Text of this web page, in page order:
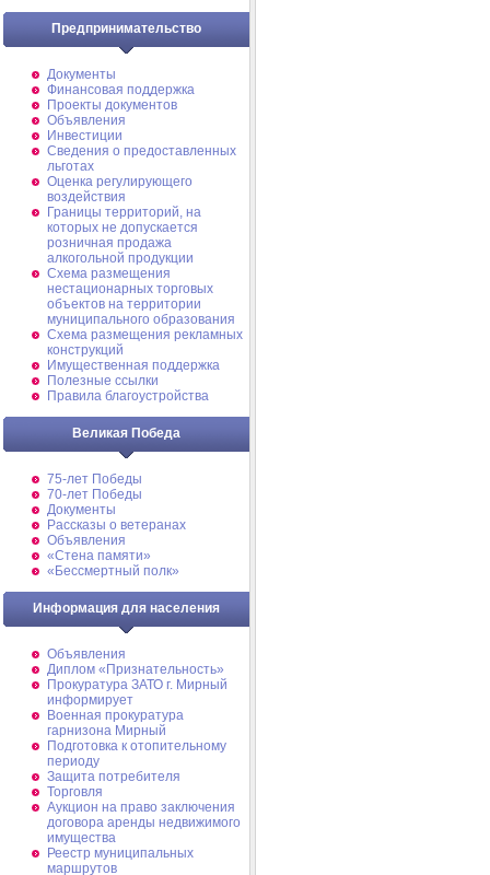
Предпринимательство
Документы
Финансовая поддержка
Проекты документов
Объявления
Инвестиции
Сведения о предоставленных
льготах
Оценка регулирующего
воздействия
Границы территорий, на
которых не допускается
розничная продажа
алкогольной продукции
Схема размещения
нестационарных торговых
объектов на территории
муниципального образования
Схема размещения рекламных
конструкций
Имущественная поддержка
Полезные ссылки
Правила благоустройства
Великая Победа
75-лет Победы
70-лет Победы
Документы
Рассказы о ветеранах
Объявления
«Стена памяти»
«Бессмертный полк»
Информация для населения
Объявления
Диплом «Признательность»
Прокуратура ЗАТО г. Мирный
информирует
Военная прокуратура
гарнизона Мирный
Подготовка к отопительному
периоду
Защита потребителя
Торговля
Аукцион на право заключения
договора аренды недвижимого
имущества
Реестр муниципальных
маршрутов